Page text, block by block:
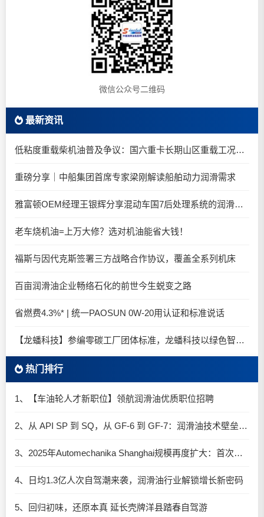
微信公众号二维码
最新资讯
低粘度重载柴机油普及争议：国六重卡长期山区重载工况是否适合0W-20柴油机油？
重磅分享｜中船集团首席专家梁刚解读船舶动力润滑需求
雅富顿OEM经理王银辉分享混动车国7后处理系统的润滑油要求
老车烧机油=上万大修？选对机油能省大钱！
福斯与因代克斯签署三方战略合作协议，覆盖全系列机床
百亩润滑油企业畅络石化的前世今生蜕变之路
省燃费4.3%* | 统一PAOSUN 0W-20用认证和标准说话
【龙蟠科技】参编零碳工厂团体标准，龙蟠科技以绿色智造锚定零碳未来
热门排行
1、【车油轮人才新职位】领航润滑油优质职位招聘
2、从 API SP 到 SQ，从 GF-6 到 GF-7：润滑油技术壁垒再升高，你准备好了吗？
3、2025年Automechanika Shanghai规模再度扩大：首次启用国家会展中心（上海）全部15个展馆
4、日均1.3亿人次自驾潮来袭，润滑油行业解锁增长新密码​
5、回归初味，还原本真 延长壳牌洋县踏春自驾游